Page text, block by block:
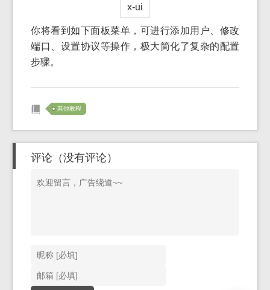
x-ui
你将看到如下面板菜单，可进行添加用户、修改
端口、设置协议等操作，极大简化了复杂的配置
步骤。
其他教程
评论（没有评论）